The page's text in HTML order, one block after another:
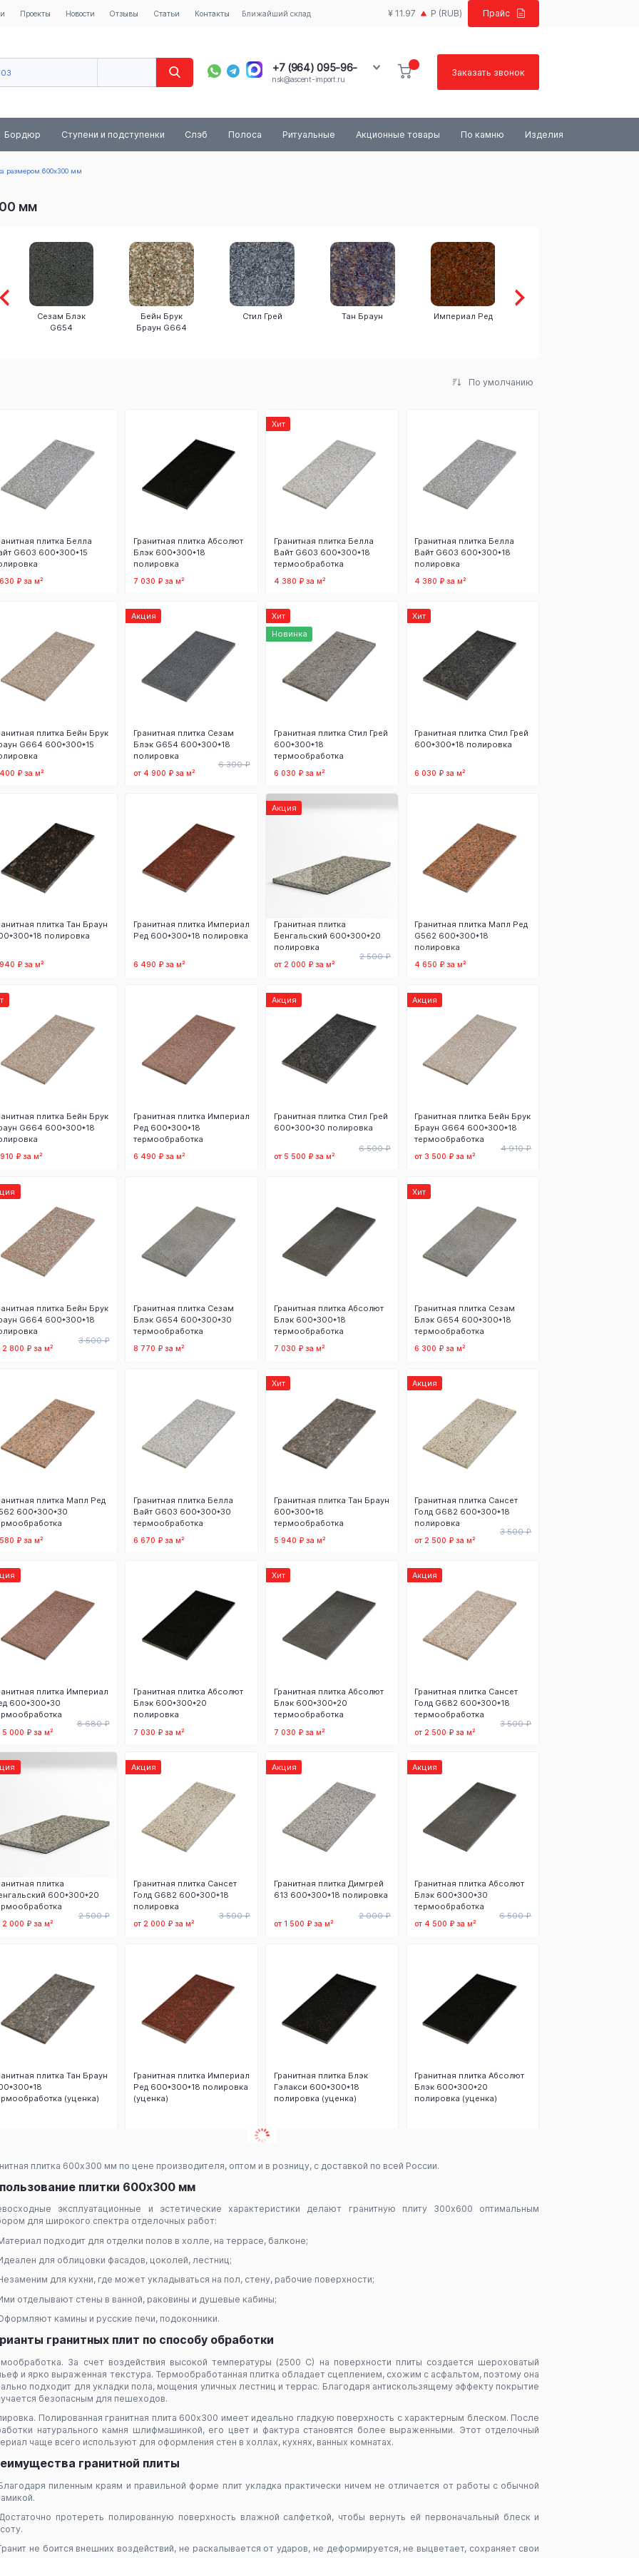
Проекты Новости Отзывы Статьи Контакты Ближайший склад ¥ 11.97 Р (RUB) Прайс
+7 (964) 095-96-
40
nsk@ascent-import.ru
Заказать звонок
Бордюр Ступени и подступенки Слэб Полоса Ритуальные Акционные товары По камню Изделия
размером 600x300 мм
мм
Сезам Блэк
G654
Бейн Брук
Браун G664
Стил Грей Тан Браун Империал Ред
По умолчанию
плитка Белла
G603 600*300*15
₽ за м²
Гранитная плитка Абсолют
Блэк 600*300*18
полировка
7 030 ₽ за м²
Хит
Гранитная плитка Белла
Вайт G603 600*300*18
термообработка
4 380 ₽ за м²
Гранитная плитка Белла
Вайт G603 600*300*18
полировка
4 380 ₽ за м²
плитка Бейн Брук
G664 600*300*15
₽ за м²
Акция
Гранитная плитка Сезам
Блэк G654 600*300*18
полировка
от 4 900 ₽ за м²
6 300 ₽
Хит
Новинка
Гранитная плитка Стил Грей
600*300*18
термообработка
6 030 ₽ за м²
Хит
Гранитная плитка Стил Грей
600*300*18 полировка
6 030 ₽ за м²
плитка Тан Браун
полировка
₽ за м²
Гранитная плитка Империал
Ред 600*300*18 полировка
6 490 ₽ за м²
Акция
Гранитная плитка
Бенгальский 600*300*20
полировка
от 2 000 ₽ за м²
2 500 ₽
Гранитная плитка Мапл Ред
G562 600*300*18
полировка
4 650 ₽ за м²
плитка Бейн Брук
G664 600*300*18
₽ за м²
Гранитная плитка Империал
Ред 600*300*18
термообработка
6 490 ₽ за м²
Акция
Гранитная плитка Стил Грей
600*300*30 полировка
от 5 500 ₽ за м²
6 500 ₽
Акция
Гранитная плитка Бейн Брук
Браун G664 600*300*18
термообработка
от 3 500 ₽ за м²
4 910 ₽
плитка Бейн Брук
G664 600*300*18
2 800 ₽ за м²
3 500 ₽
Гранитная плитка Сезам
Блэк G654 600*300*30
термообработка
8 770 ₽ за м²
Гранитная плитка Абсолют
Блэк 600*300*18
термообработка
7 030 ₽ за м²
Хит
Гранитная плитка Сезам
Блэк G654 600*300*18
термообработка
6 300 ₽ за м²
плитка Мапл Ред
600*300*30
₽ за м²
Гранитная плитка Белла
Вайт G603 600*300*30
термообработка
6 670 ₽ за м²
Хит
Гранитная плитка Тан Браун
600*300*18
термообработка
5 940 ₽ за м²
Акция
Гранитная плитка Сансет
Голд G682 600*300*18
полировка
от 2 500 ₽ за м²
3 500 ₽
плитка Империал
600*300*30
5 000 ₽ за м²
8 680 ₽
Гранитная плитка Абсолют
Блэк 600*300*20
полировка
7 030 ₽ за м²
Хит
Гранитная плитка Абсолют
Блэк 600*300*20
термообработка
7 030 ₽ за м²
Акция
Гранитная плитка Сансет
Голд G682 600*300*18
термообработка
от 2 500 ₽ за м²
3 500 ₽
плитка
600*300*20
2 000 ₽ за м²
2 500 ₽
Акция
Гранитная плитка Сансет
Голд G682 600*300*18
полировка
от 2 000 ₽ за м²
3 500 ₽
Акция
Гранитная плитка Димгрей
613 600*300*18 полировка
от 1 500 ₽ за м²
2 000 ₽
Акция
Гранитная плитка Абсолют
Блэк 600*300*30
термообработка
от 4 500 ₽ за м²
6 500 ₽
плитка Тан Браун
(уценка)
Гранитная плитка Империал
Ред 600*300*18 полировка
(уценка)
Гранитная плитка Блэк
Гэлакси 600*300*18
полировка (уценка)
Гранитная плитка Абсолют
Блэк 600*300*20
полировка (уценка)
плитка 600х300 мм по цене производителя, оптом и в розницу, с доставкой по всей России.
плитки 600х300 мм
эксплуатационные и эстетические характеристики делают гранитную плиту 300х600 оптимальным
для широкого спектра отделочных работ:
подходит для отделки полов в холле, на террасе, балконе;
для облицовки фасадов, цоколей, лестниц;
для кухни, где может укладываться на пол, стену, рабочие поверхности;
отделывают стены в ванной, раковины и душевые кабины;
камины и русские печи, подоконники.
гранитных плит по способу обработки
. За счет воздействия высокой температуры (2500 С) на поверхности плиты создается шероховатый
и ярко выраженная текстура. Термообработанная плитка обладает сцеплением, схожим с асфальтом, поэтому она
подходит для укладки пола, мощения уличных лестниц и террас. Благодаря антискользящему эффекту покрытие
безопасным для пешеходов.
. Полированная гранитная плита 600х300 имеет идеально гладкую поверхность с характерным блеском. После
натурального камня шлифмашинкой, его цвет и фактура становятся более выраженными. Этот отделочный
чаще всего используют для оформления стен в холлах, кухнях, ванных комнатах.
гранитной плиты
пиленным краям и правильной форме плит укладка практически ничем не отличается от работы с обычной
Достаточно протереть полированную поверхность влажной салфеткой, чтобы вернуть ей первоначальный блеск и
не боится внешних воздействий, не раскалывается от ударов, не деформируется, не выцветает, сохраняет свои